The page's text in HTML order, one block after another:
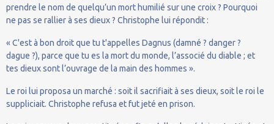
prendre le nom de quelqu’un mort humilié sur une croix ? Pourquoi
ne pas se rallier à ses dieux ? Christophe lui répondit :
« C'est à bon droit que tu t'appelles Dagnus (damné ? danger ?
dague ?), parce que tu es la mort du monde, l’associé du diable ; et
tes dieux sont l’ouvrage de la main des hommes ».
Le roi lui proposa un marché : soit il sacrifiait à ses dieux, soit le roi le
suppliciait. Christophe refusa et fut jeté en prison.